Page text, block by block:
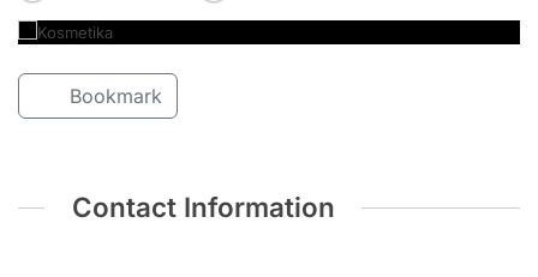
Bookmark
Contact Information